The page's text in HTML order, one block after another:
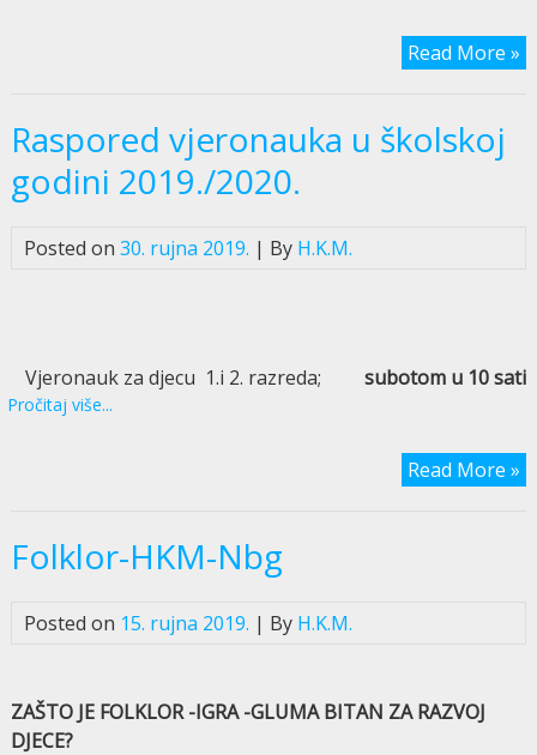
Read More »
Raspored vjeronauka u školskoj
godini 2019./2020.
Posted on 30. rujna 2019. | By H.K.M.
Vjeronauk za djecu 1.i 2. razreda; subotom u 10 sati
Pročitaj više...
Read More »
Folklor-HKM-Nbg
Posted on 15. rujna 2019. | By H.K.M.
ZAŠTO JE FOLKLOR -IGRA -GLUMA BITAN ZA RAZVOJ
DJECE?